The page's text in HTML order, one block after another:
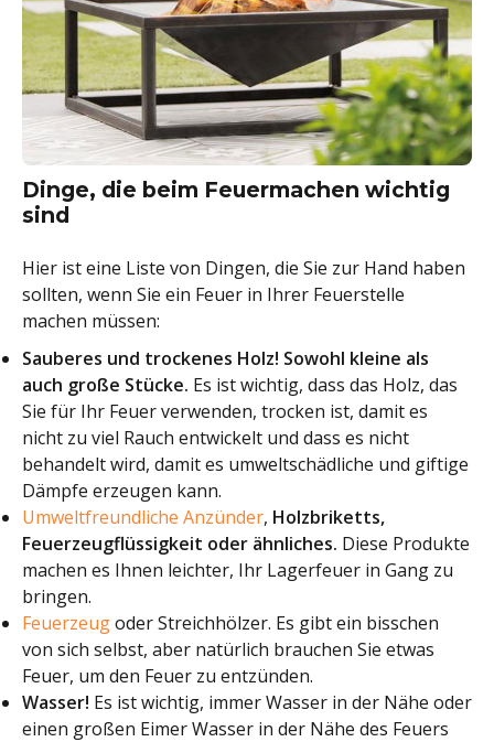
Dinge, die beim Feuermachen wichtig
sind
Hier ist eine Liste von Dingen, die Sie zur Hand haben
sollten, wenn Sie ein Feuer in Ihrer Feuerstelle
machen müssen:
Sauberes und trockenes Holz! Sowohl kleine als
auch große Stücke. Es ist wichtig, dass das Holz, das
Sie für Ihr Feuer verwenden, trocken ist, damit es
nicht zu viel Rauch entwickelt und dass es nicht
behandelt wird, damit es umweltschädliche und giftige
Dämpfe erzeugen kann.
Umweltfreundliche Anzünder, Holzbriketts,
Feuerzeugflüssigkeit oder ähnliches. Diese Produkte
machen es Ihnen leichter, Ihr Lagerfeuer in Gang zu
bringen.
Feuerzeugoder Streichhölzer. Es gibt ein bisschen
von sich selbst, aber natürlich brauchen Sie etwas
Feuer, um den Feuer zu entzünden.
Wasser! Es ist wichtig, immer Wasser in der Nähe oder
einen großen Eimer Wasser in der Nähe des Feuers